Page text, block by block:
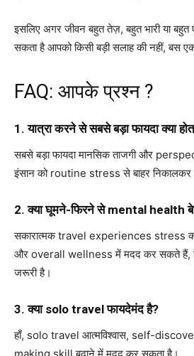
इसलिए अगर जीवन बहुत तेज़, बहुत भारी या
सकता है आपको किसी बड़ी सलाह की नहीं, बस
FAQ: आपके प्रश्न ?
1. यात्रा करने से सबसे बड़ा फायदा क्या
सबसे बड़ा फायदा मानसिक ताजगी और
इंसान को routine stress से बाहर निकालकर
2. क्या घूमने-फिरने से mental health
सकारात्मक travel experiences stress
और overall wellness में मदद कर सकते हैं,
जरूरी है।
3. क्या solo travel फायदेमंद है?
हाँ, solo travel आत्मविश्वास, self-